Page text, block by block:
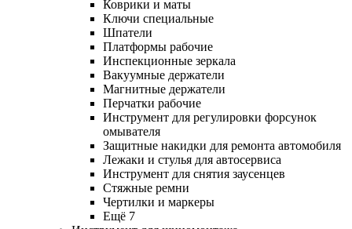
Коврики и маты
Ключи специальные
Шпатели
Платформы рабочие
Инспекционные зеркала
Вакуумные держатели
Магнитные держатели
Перчатки рабочие
Инструмент для регулировки форсунок
омывателя
Защитные накидки для ремонта автомобиля
Лежаки и стулья для автосервиса
Инструмент для снятия заусенцев
Стяжные ремни
Чертилки и маркеры
Ещё 7